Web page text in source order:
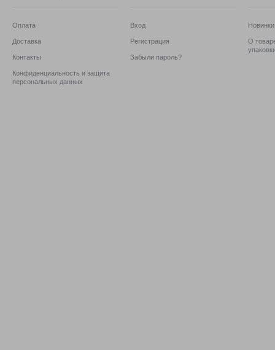
Оплата
Доставка
Контакты
Конфиденциальность и защита
персональных данных
Вход
Регистрация
Забыли пароль?
Новинки
О